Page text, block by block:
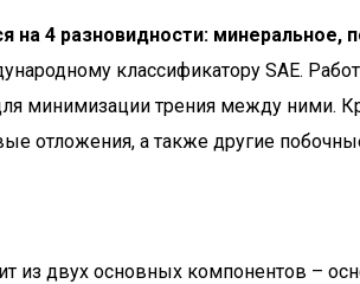
4 разновидности: минеральное,
классификатору SAE.
минимизации трения между ними.
отложения, а также другие
двух основных компонентов –